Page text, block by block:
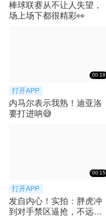
棒球联赛从不让人失望，
场上场下都很精彩👀
00:18
打开APP
内马尔表示我熟！迪亚洛
要打进呐😅
00:15
打开APP
发自内心！实拍：胖虎冲
到对手禁区逼抢，不远处